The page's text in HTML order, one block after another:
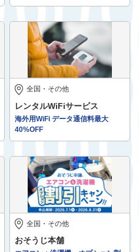
全国・その他
レンタルWiFiサービス
海外用WiFi データ通信料最大
40%OFF
全国・その他
おそうじ本舗